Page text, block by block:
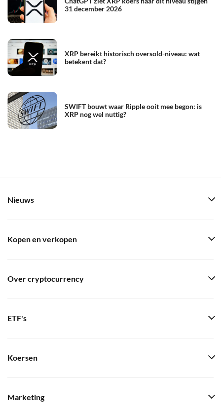
31 december 2026
XRP bereikt historisch oversold-niveau: wat
betekent dat?
SWIFT bouwt waar Ripple ooit mee begon: is
XRP nog wel nuttig?
Nieuws
Kopen en verkopen
Over cryptocurrency
ETF's
Koersen
Marketing